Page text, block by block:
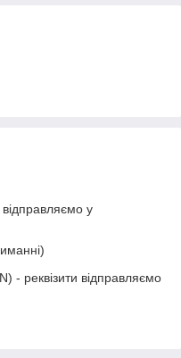
у
- реквізити відправляємо